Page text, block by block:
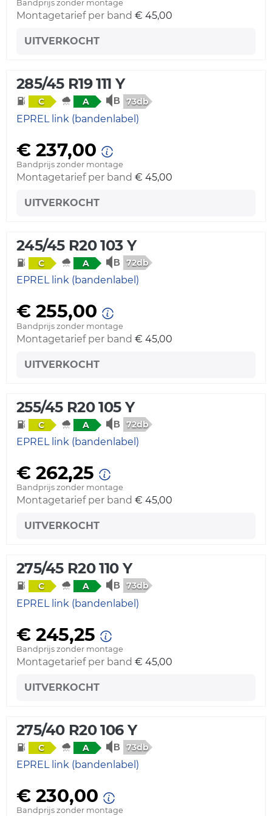
Bandprijs zonder montage
Montagetarief per band € 45,00
UITVERKOCHT
285/45 R19 111 Y
C A 73db
EPREL link (bandenlabel)
€ 237,00
Bandprijs zonder montage
Montagetarief per band € 45,00
UITVERKOCHT
245/45 R20 103 Y
C A 72db
EPREL link (bandenlabel)
€ 255,00
Bandprijs zonder montage
Montagetarief per band € 45,00
UITVERKOCHT
255/45 R20 105 Y
C A 72db
EPREL link (bandenlabel)
€ 262,25
Bandprijs zonder montage
Montagetarief per band € 45,00
UITVERKOCHT
275/45 R20 110 Y
C A 73db
EPREL link (bandenlabel)
€ 245,25
Bandprijs zonder montage
Montagetarief per band € 45,00
UITVERKOCHT
275/40 R20 106 Y
C A 73db
EPREL link (bandenlabel)
€ 230,00
Bandprijs zonder montage